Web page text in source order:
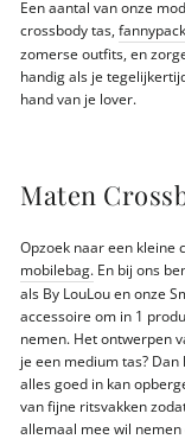
Een aantal van onze
crossbody tas,
zomerse outfits, en
handig als je
hand van je lover.
Maten
Opzoek naar een kleine
mobilebag. En bij ons
als By LouLou en onze
accessoire om in 1
nemen. Het ontwerpen
je een medium tas?
alles goed in kan
van fijne ritsvakken
allemaal mee wil nemen